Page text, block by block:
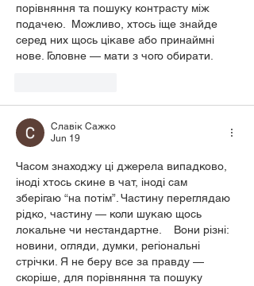
порівняння та пошуку контрасту між
подачею.  Можливо, хтось іще знайде
серед них щось цікаве або принаймні
нове. Головне — мати з чого обирати.
Славік Сажко
Jun 19
Часом знаходжу ці джерела випадково,
іноді хтось скине в чат, іноді сам
зберігаю “на потім”. Частину переглядаю
рідко, частину — коли шукаю щось
локальне чи нестандартне.    Вони різні:
новини, огляди, думки, регіональні
стрічки. Я не беру все за правду —
скоріше, для порівняння та пошуку